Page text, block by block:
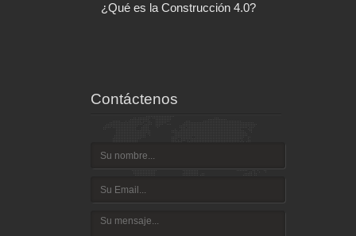
¿Qué es la Construcción 4.0?
Contáctenos